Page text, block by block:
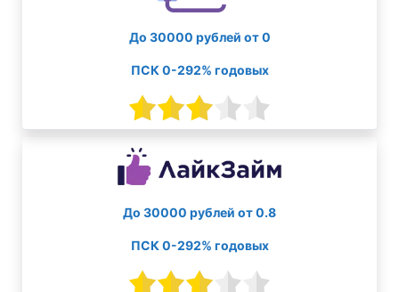
До 30000 рублей от 0
ПСК 0-292% годовых
До 30000 рублей от 0.8
ПСК 0-292% годовых